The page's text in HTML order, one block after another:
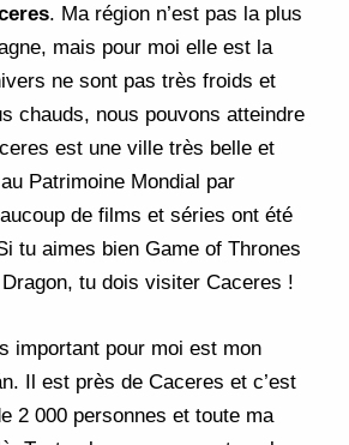
. Ma région n’est pas la plus
mais pour moi elle est la
ne sont pas très froids et
chauds, nous pouvons atteindre
est une ville très belle et
Patrimoine Mondial par
de films et séries ont été
tu aimes bien Game of Thrones
tu dois visiter Caceres !
important pour moi est mon
Il est près de Caceres et c’est
2 000 personnes et toute ma